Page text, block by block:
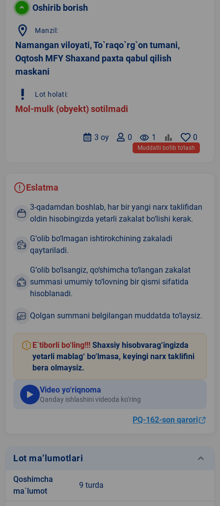
Oshirib borish
location_on Manzil:
Namangan viloyati, To`raqo`rg`on tumani,
Oqtosh MFY Shaxand paxta qabul qilish
maskani
priority_high Lot holati:
Mol-mulk (obyekt) sotilmadi
0
remove_red_eye 1
0
3 oy
Muddatli bo‘lib to‘lash
Eslatma
3-qadamdan boshlab, har bir yangi narx taklifidan
oldin hisobingizda yetarli zakalat bo‘lishi kerak.
G‘olib bo‘lmagan ishtirokchining zakaladi
qaytariladi.
G‘olib bo‘lsangiz, qo‘shimcha to‘langan zakalat
summasi umumiy to‘lovning bir qismi sifatida
hisoblanadi.
Qolgan summani belgilangan muddatda to‘laysiz.
E`tiborli bo‘ling!!! Shaxsiy hisobvarag‘ingizda
yetarli mablag‘ bo‘lmasa, keyingi narx taklifini
bera olmaysiz.
Video yo‘riqnoma
Qanday ishlashini videoda ko‘ring
PQ-162-son qarori
Lot ma’lumotlari keyboard_arrow_down
Qoshimcha
ma`lumot
9 turda